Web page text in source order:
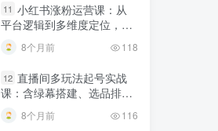
11 小红书涨粉运营课：从
平台逻辑到多维度定位，传
人逆袭8个月前 118
12 直播间多玩法起号实战
课：含绿幕搭建、选品排
规调整技巧
8个月前 116